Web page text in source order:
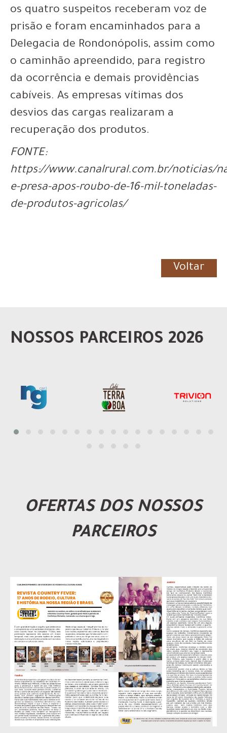
os quatro suspeitos receberam voz de
prisão e foram encaminhados para a
Delegacia de Rondonópolis, assim como
o caminhão apreendido, para registro
da ocorrência e demais providências
cabíveis. As empresas vítimas dos
desvios das cargas realizaram a
recuperação dos produtos.
FONTE:
https://www.canalrural.com.br/noticias/
e-presa-apos-roubo-de-16-mil-toneladas-
de-produtos-agricolas/
Voltar
NOSSOS PARCEIROS 2026
OFERTAS DOS NOSSOS
PARCEIROS